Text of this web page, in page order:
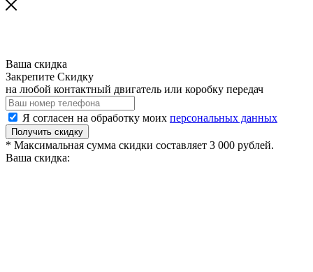
Ваша скидка
Закрепите Скидку
на любой контактный двигатель или коробку передач
Я согласен на обработку моих персональных данных
Получить скидку
* Максимальная сумма скидки составляет 3 000 рублей.
Ваша скидка: